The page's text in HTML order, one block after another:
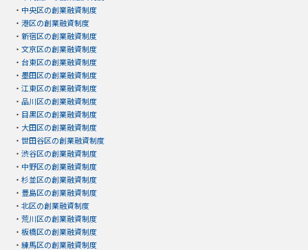
・ 中央区の創業融資制度
・ 港区の創業融資制度
・ 新宿区の創業融資制度
・ 文京区の創業融資制度
・ 台東区の創業融資制度
・ 墨田区の創業融資制度
・ 江東区の創業融資制度
・ 品川区の創業融資制度
・ 目黒区の創業融資制度
・ 大田区の創業融資制度
・ 世田谷区の創業融資制度
・ 渋谷区の創業融資制度
・ 中野区の創業融資制度
・ 杉並区の創業融資制度
・ 豊島区の創業融資制度
・ 北区の創業融資制度
・ 荒川区の創業融資制度
・ 板橋区の創業融資制度
・ 練馬区の創業融資制度